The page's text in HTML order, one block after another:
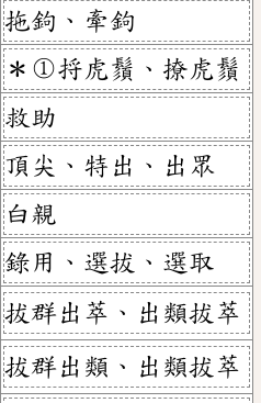
拖鉤、牽鉤
＊①捋虎鬚、撩虎鬚
救助
頂尖、特出、出眾
白親
錄用、選拔、選取
拔群出萃、出類拔萃
拔群出類、出類拔萃